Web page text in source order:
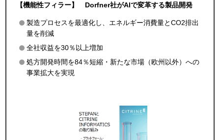
【機能性フィラー】 Dorfner社がAIで変革する製品開発
製造プロセスを最適化し、エネルギー消費量とCO2排出
量を削減
全社収益を30％以上増加
処方開発時間を84％短縮・新たな市場（欧州以外）への
事業拡大を実現